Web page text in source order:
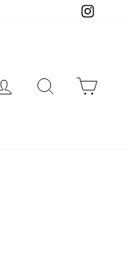
INGRESAR
BUSCAR